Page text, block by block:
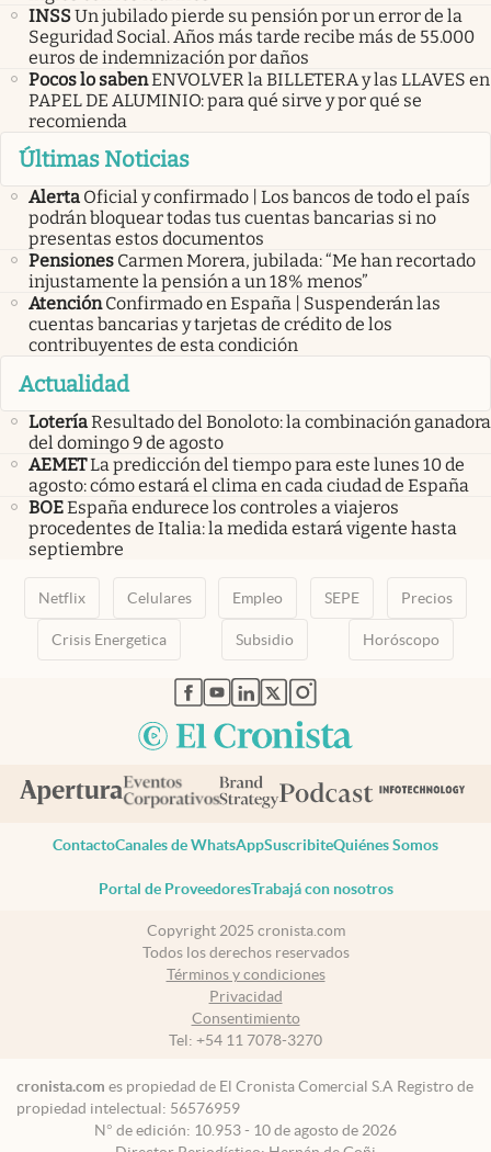
INSSUn jubilado pierde su pensión por un error de la
Seguridad Social. Años más tarde recibe más de 55.000
euros de indemnización por daños
Pocos lo sabenENVOLVER la BILLETERA y las LLAVES en
PAPEL DE ALUMINIO: para qué sirve y por qué se
recomienda
Últimas Noticias
Alerta Oficial y confirmado | Los bancos de todo el país
podrán bloquear todas tus cuentas bancarias si no
presentas estos documentos
Pensiones Carmen Morera, jubilada: “Me han recortado
injustamente la pensión a un 18% menos”
Atención Confirmado en España | Suspenderán las
cuentas bancarias y tarjetas de crédito de los
contribuyentes de esta condición
Actualidad
LoteríaResultado del Bonoloto: la combinación ganadora
del domingo 9 de agosto
AEMETLa predicción del tiempo para este lunes 10 de
agosto: cómo estará el clima en cada ciudad de España
BOEEspaña endurece los controles a viajeros
procedentes de Italia: la medida estará vigente hasta
septiembre
Netflix Celulares Empleo SEPE Precios
Crisis Energetica Subsidio Horóscopo
abre en nueva pestaña
abre en nueva pestaña
abre en nueva pestaña
abre en nueva pestaña
abre en nueva pestaña
ContactoCanales de WhatsAppSuscribiteQuiénes Somos
Portal de ProveedoresTrabajá con nosotros
Copyright 2025 cronista.com
Todos los derechos reservados
Términos y condiciones
Privacidad
Consentimiento
Tel: +54 11 7078-3270
cronista.com es propiedad de El Cronista Comercial S.A Registro de
propiedad intelectual: 56576959
N° de edición: 10.953 - 10 de agosto de 2026